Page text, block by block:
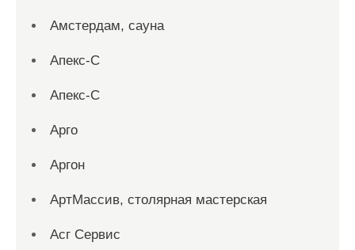
Амстердам, сауна
Апекс-С
Апекс-С
Арго
Аргон
АртМассив, столярная мастерская
Асг Сервис